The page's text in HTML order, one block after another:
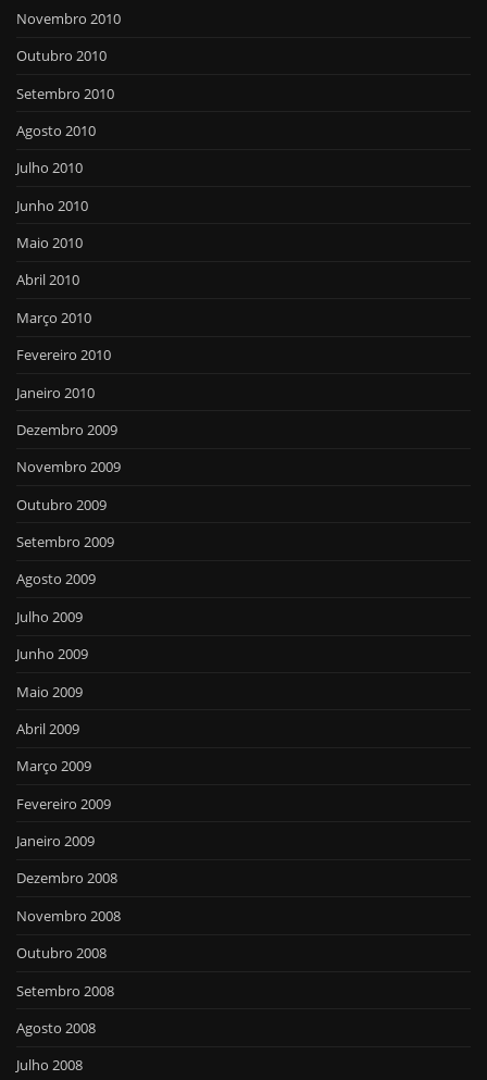
Novembro 2010
Outubro 2010
Setembro 2010
Agosto 2010
Julho 2010
Junho 2010
Maio 2010
Abril 2010
Março 2010
Fevereiro 2010
Janeiro 2010
Dezembro 2009
Novembro 2009
Outubro 2009
Setembro 2009
Agosto 2009
Julho 2009
Junho 2009
Maio 2009
Abril 2009
Março 2009
Fevereiro 2009
Janeiro 2009
Dezembro 2008
Novembro 2008
Outubro 2008
Setembro 2008
Agosto 2008
Julho 2008